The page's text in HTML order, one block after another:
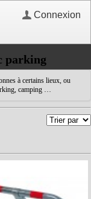
Connexion
parking
à certains lieux, ou
camping …